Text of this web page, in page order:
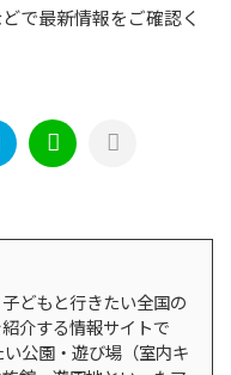
で最新情報をご確認く
どもと行きたい全国の
介する情報サイトで
公園・遊び場（室内キ